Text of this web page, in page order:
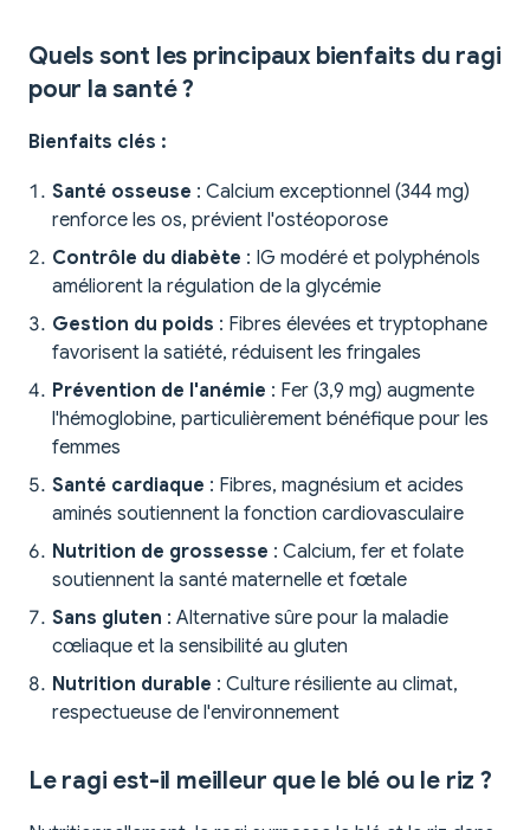
Quels sont les principaux bienfaits du ragi
pour la santé ?
Bienfaits clés :
Santé osseuse : Calcium exceptionnel (344 mg)
renforce les os, prévient l'ostéoporose
Contrôle du diabète : IG modéré et polyphénols
améliorent la régulation de la glycémie
Gestion du poids : Fibres élevées et tryptophane
favorisent la satiété, réduisent les fringales
Prévention de l'anémie : Fer (3,9 mg) augmente
l'hémoglobine, particulièrement bénéfique pour les
femmes
Santé cardiaque : Fibres, magnésium et acides
aminés soutiennent la fonction cardiovasculaire
Nutrition de grossesse : Calcium, fer et folate
soutiennent la santé maternelle et fœtale
Sans gluten : Alternative sûre pour la maladie
cœliaque et la sensibilité au gluten
Nutrition durable : Culture résiliente au climat,
respectueuse de l'environnement
Le ragi est-il meilleur que le blé ou le riz ?